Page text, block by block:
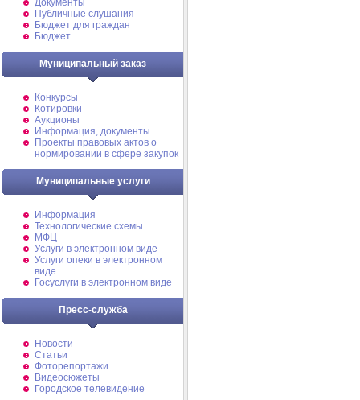
Документы
Публичные слушания
Бюджет для граждан
Бюджет
Муниципальный заказ
Конкурсы
Котировки
Аукционы
Информация, документы
Проекты правовых актов о
нормировании в сфере закупок
Муниципальные услуги
Информация
Технологические схемы
МФЦ
Услуги в электронном виде
Услуги опеки в электронном
виде
Госуслуги в электронном виде
Пресс-служба
Новости
Статьи
Фоторепортажи
Видеосюжеты
Городское телевидение